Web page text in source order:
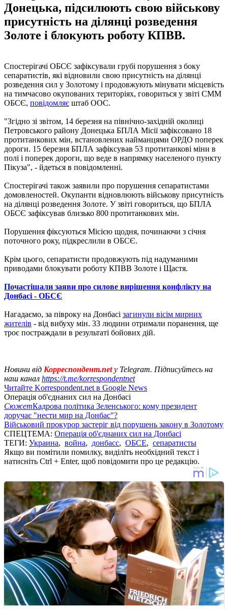
Донецька, підсилюють свою військову
присутність на ділянці розведення
Золоте і блокують роботу КПВВ.
Спостерігачі ОБСЄ зафіксували грубі порушення з боку
сепаратистів, які відновили свою присутність на ділянці
розведення сил у Золотому і продовжують мінувати місцевість
на тимчасово окупованих територіях, говориться у звіті СММ
ОБСЄ, повідомляє штаб ООС.
"Згідно зі звітом, 14 березня на північно-західній околиці
Петровського району Донецька БПЛА Місії зафіксовано 18
протитанкових мін, встановлених найманцями ОРДО поперек
дороги. 15 березня БПЛА зафіксував 53 протитанкові міни в
полі і поперек дороги, що веде в напрямку населеного пункту
Пікуза", - йдеться в повідомленні.
Спостерігачі також заявили про порушення сепаратистами
домовленостей. Окупанти відновлюють військову присутність
на ділянці розведення Золоте. У звіті говориться, що БПЛА
ОБСЄ зафіксував близько 800 протитанкових мін.
Порушення фіксуються Місією щодня, починаючи з січня
поточного року, підкреслили в ОБСЄ.
Крім цього, сепаратисти продовжують під надуманими
приводами блокувати роботу КПВВ Золоте і Щастя.
Почастішали заяви про силове вирішення конфлікту на
Донбасі - ОБСЄ
Нагадаємо, за півроку на Донбасі загинули вісім мирних
жителів - від вибуху мін. 33 людини отримали поранення, ще
троє постраждали в результаті бойових дій.
Новини від Корреспондент.netу Telegram. Підписуйтесь на
наш канал https://t.me/korrespondentnet
Читайте Korrespondent.net в Google News
Операція об'єднаних сил на Донбасі
СюжетКадрова політика Зеленського: кому президент
доручає "нести мир на Донбас"?
Військовий прокурор застеріг від порушень закону в Золотому
СПЕЦТЕМА: Операція об'єднаних сил на Донбасі
ТЕГИ: Украина, война, донбасс, ОБСЕ, сепаратисты
Якщо ви помітили помилку, виділіть необхідний текст і
натисніть Ctrl + Enter, щоб повідомити про це редакцію.